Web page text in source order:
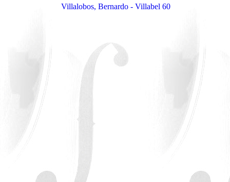
Villalobos, Bernardo - Villabel 60